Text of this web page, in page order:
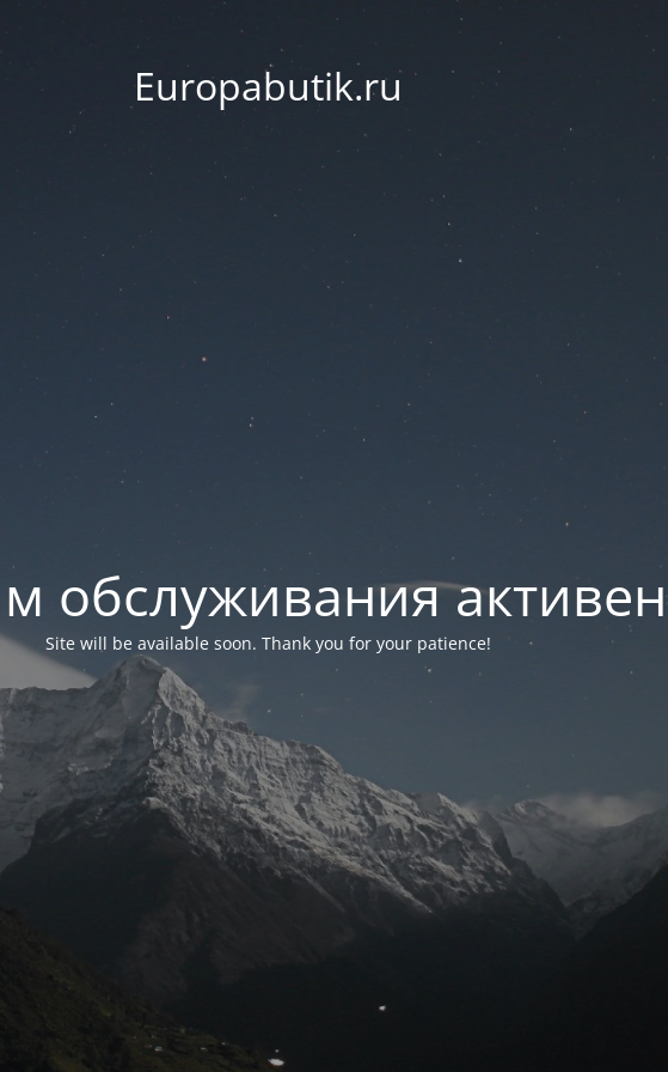
Europabutik.ru
обслуживания активен
Site will be available soon. Thank you for your patience!